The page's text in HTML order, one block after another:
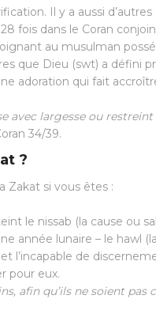
Il y a aussi
fois dans le Coran
au musulman
que Dieu (swt) a défini
adoration qui fait
avec largesse ou
34/39.
?
Zakat si vous êtes :
le nissab (la cause ou
année lunaire – le hawl
l’incapable de
pour eux.
afin qu’ils ne soient pas